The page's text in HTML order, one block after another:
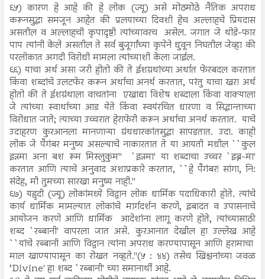
६५) कारण हे आहे की हे लोक (ज्यू) असे मोठमोठे नैतिक अपराध
करूनसुद्धा समजून आहेत की प्रलयाच्या दिवशी हेच अल्लाहचे प्रियदास
असतील व अल्लाहची कृपादृष्टी त्यांच्यावरच असेल. जगात जे थोडे-फार
पाप त्यांनी केले असतील ते सर्व बुजूर्गांच्या कृपेने धुवून निघतील जेव्हा की
परलोकात अगदी विरोधी मामला त्यांच्याशी केला जाईल.
६६) याचा अर्थ असा जरी होतो की ते ईशग्रथांच्या अर्थात फेरबदल करतात
किंवा शब्दांचे उलटफेर करून अर्थाचा अनर्थ करतात, परंतु याचा खरा अर्थ
होतो की ते ईशग्रंथाला वाचतांना एखाद्या विशेष शब्दाला किंवा वाक्याला
जे त्यांच्या स्वार्थाच्या आड येते किंवा स्वयंरचित धारणा व सिद्धान्ताच्या
विरोधात जाते; त्याच्या उच्चरात हेराफेरी करून अर्थाचा अनर्थ करतात. याचे
उदाहरण कुरआनला मानणाऱ्या ग्रंथधारकांतसुद्धा सापडतात. उदा. काही
लोक जे पैगंबर मनुष्य असल्याचे नाकारतात ते या आयती मधील ``कुल
इन्नमा अना बश रूम मिस्लुकुम'' `इन्नमा' या शब्दाचा उच्चर `इब्न-मा'
करतात आणि त्याचे अनुवाद अशाप्रकारे करतात, ``हे पैगंबर! सांगा, नि:
संदेह, मी तुमच्या सारखा मनुष्य नाही.''
६७) यहुदी (ज्यू) लोकांमध्ये विद्वान लोक धार्मिक पदाधिकारी होते. त्यांचे
कार्य धार्मिक मामल्यात लोकांचे मार्गदर्शन करणे, इबादत व उपासनाचे
आयोजन करणे आणि धार्मिक आदेशांना लागू करणे होते, त्यांच्यासाठी
शब्द `रब्बानी' वापरला जात असे. कुरआनात देखील हा उल्लेख आहे
``यांचे रब्बानी आणि विद्वान त्यांना अपराध करण्यापासून आणि हरामाचा
माल खाण्यापासून का रोखत नव्हते.''(५ : ४४) तसेच खिश्चनांच्या जवळ
’Divine' हा शब्द `रब्बानी' च्या समानार्थी आहे.